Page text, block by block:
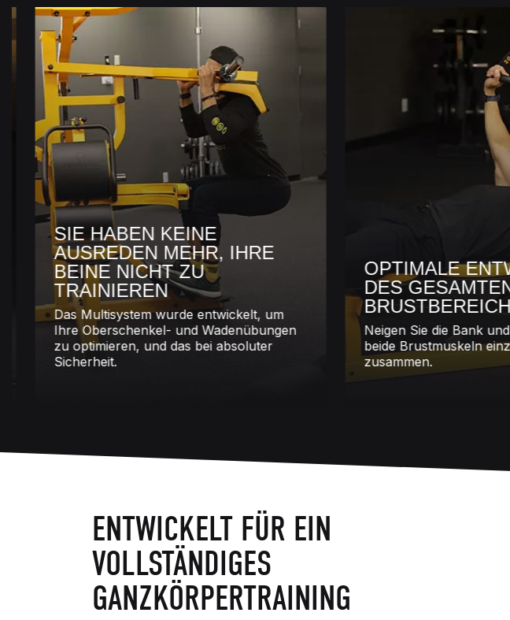
SIE HABEN KEINE
AUSREDEN MEHR, IHRE
BEINE NICHT ZU
TRAINIEREN
Das Multisystem wurde entwickelt, um
Ihre Oberschenkel- und Wadenübungen
zu optimieren, und das bei absoluter
Sicherheit.
OPTIMALE
DES GESAMTEN
BRUSTBEREICHS
Neigen Sie die Bank und
beide Brustmuskeln
zusammen.
ENTWICKELT FÜR EIN
VOLLSTÄNDIGES
GANZKÖRPERTRAINING